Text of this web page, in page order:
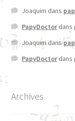
Joaquim dans
PapyDoctordans
Joaquimdans
PapyDoctordans
Archives